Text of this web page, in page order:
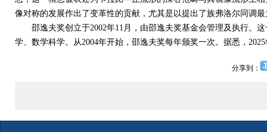
像对称的发展作出了变革性的贡献，尤其是以提出了族弗洛尔同调
邵逸夫奖创立于2002年11 月，由邵逸夫奖基金会管理及执行。
学、数学科学。从2004年开始，邵逸夫奖每年颁奖一次。据悉， 2025
分享到：